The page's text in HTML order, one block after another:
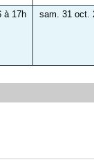
à 17h sam. 31 oct.